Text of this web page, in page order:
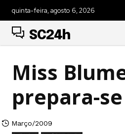
quinta-feira, agosto 6, 2026
SC24h
Miss
prepara-
Março/2009